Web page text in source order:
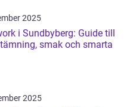
2025
i Sundbyberg: Guide till
smak och smarta
2025